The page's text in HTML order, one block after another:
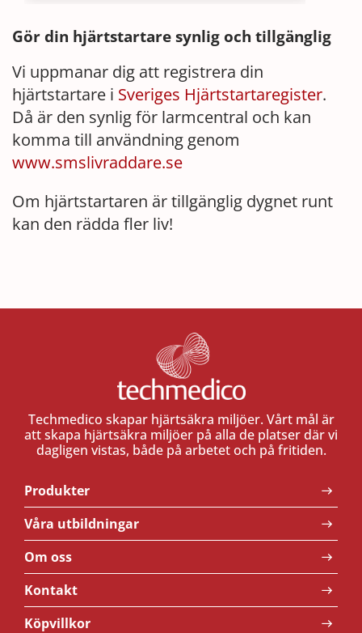
Gör din hjärtstartare synlig och tillgänglig
Vi uppmanar dig att registrera din
hjärtstartare i Sveriges Hjärtstartaregister.
Då är den synlig för larmcentral och kan
komma till användning genom
www.smslivraddare.se
Om hjärtstartaren är tillgänglig dygnet runt
kan den rädda fler liv!
Techmedico skapar hjärtsäkra miljöer. Vårt mål är
att skapa hjärtsäkra miljöer på alla de platser där vi
dagligen vistas, både på arbetet och på fritiden.
Produkter
Våra utbildningar
Om oss
Kontakt
Köpvillkor